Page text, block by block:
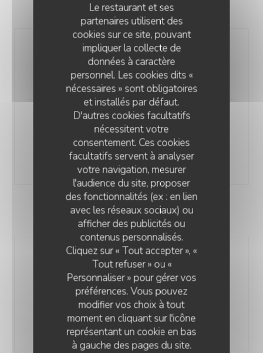
Le restaurant et ses
partenaires utilisent des
cookies sur ce site, pouvant
impliquer la collecte de
données à caractère
personnel. Les cookies dits «
nécessaires » sont obligatoires
et installés par défaut.
D'autres cookies facultatifs
nécessitent votre
consentement. Ces cookies
facultatifs servent à analyser
votre navigation, mesurer
l'audience du site, proposer
des fonctionnalités (ex : en lien
avec les réseaux sociaux) ou
afficher des publicités ou
contenus personnalisés.
Cliquez sur « Tout accepter », «
Tout refuser » ou «
Personnaliser » pour gérer vos
préférences. Vous pouvez
modifier vos choix à tout
moment en cliquant sur l'icône
représentant un cookie en bas
à gauche des pages du site.
PLANCHE
Mixte (charcuteries et fromages)
18,00 EUR
2 pers
25,00 EUR
5 pers
Carnivore (sous reserve stock)
Entrecôte, poulet mariné, magret canard ou Rib's
50,00 EUR
5 pers.
BRUSCHETTA
Tomate / poivron / chorizo
10,00 EUR
Tomate / jambon / champignon
10,00 EUR
Ô2B BISTRÔBOUL’